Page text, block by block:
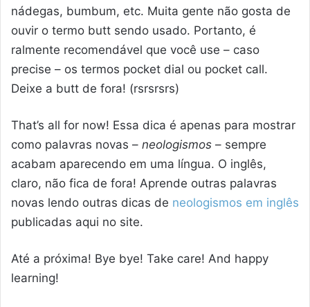
nádegas, bumbum, etc. Muita gente não gosta de
ouvir o termo butt sendo usado. Portanto, é
ralmente recomendável que você use – caso
precise – os termos pocket dial ou pocket call.
Deixe a butt de fora! (rsrsrsrs)
That’s all for now! Essa dica é apenas para mostrar
como palavras novas – neologismos – sempre
acabam aparecendo em uma língua. O inglês,
claro, não fica de fora! Aprende outras palavras
novas lendo outras dicas de neologismos em inglês
publicadas aqui no site.
Até a próxima! Bye bye! Take care! And happy
learning!